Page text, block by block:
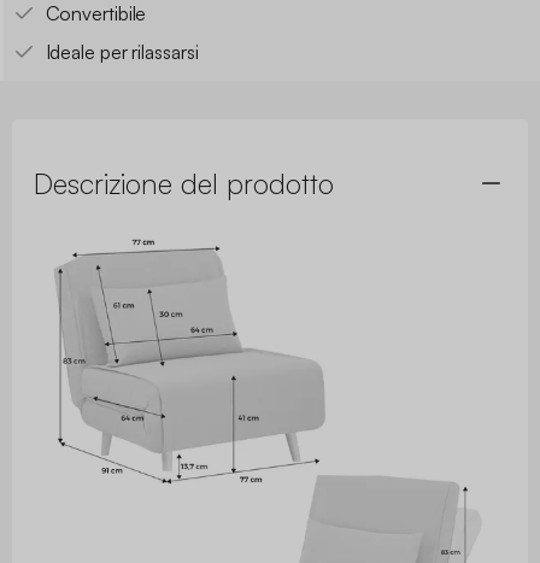
Convertibile
Ideale per rilassarsi
Descrizione del prodotto